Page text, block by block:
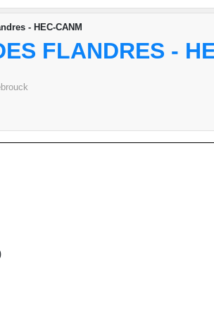
- HEC-CANM
FLANDRES -